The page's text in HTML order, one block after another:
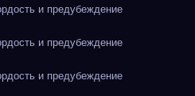
и предубеждение
и предубеждение
и предубеждение